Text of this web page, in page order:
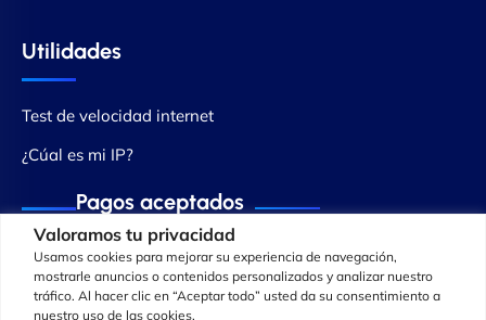
Valoramos tu privacidad
Usamos cookies para mejorar su experiencia de navegación,
mostrarle anuncios o contenidos personalizados y analizar nuestro
tráfico. Al hacer clic en “Aceptar todo” usted da su consentimiento a
nuestro uso de las cookies.
Utilidades
Test de velocidad internet
¿Cúal es mi IP?
Pagos aceptados